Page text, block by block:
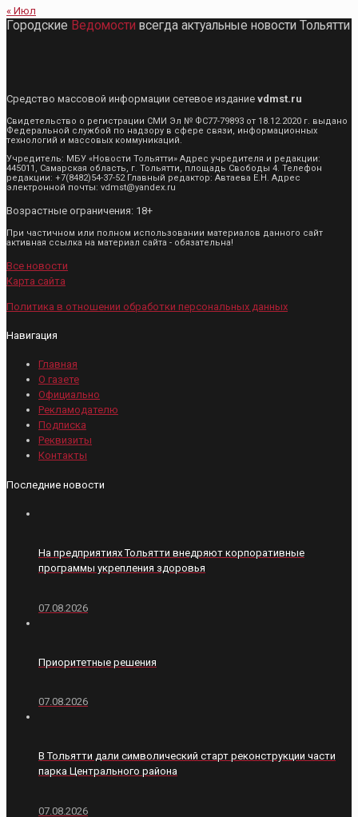
« Июл
Городские Ведомости всегда актуальные новости Тольятти
Средство массовой информации сетевое издание vdmst.ru
Свидетельство о регистрации СМИ Эл № ФС77-79893 от 18.12.2020 г. выдано
Федеральной службой по надзору в сфере связи, информационных
технологий и массовых коммуникаций.
Учредитель: МБУ «Новости Тольятти» Адрес учредителя и редакции:
445011, Самарская область, г. Тольятти, площадь Свободы 4. Телефон
редакции: +7(8482)54-37-52 Главный редактор: Автаева Е.Н. Адрес
электронной почты: vdmst@yandex.ru
Возрастные ограничения: 18+
При частичном или полном использовании материалов данного сайт
активная ссылка на материал сайта - обязательна!
Все новости
Карта сайта
Политика в отношении обработки персональных данных
Навигация
Главная
О газете
Официально
Рекламодателю
Подписка
Реквизиты
Контакты
Последние новости
На предприятиях Тольятти внедряют корпоративные
программы укрепления здоровья
07.08.2026
Приоритетные решения
07.08.2026
В Тольятти дали символический старт реконструкции части
парка Центрального района
07.08.2026